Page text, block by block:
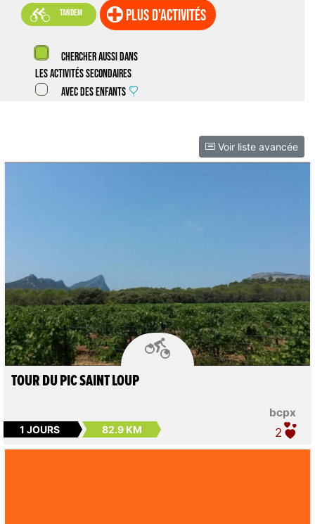
 tandem plus d'activités
Chercher aussi dans
les activités secondaires
Avec des enfants
Voir liste avancée

bcpx
TOUR DU PIC SAINT LOUP
1 JOURS 82.9 KM 2